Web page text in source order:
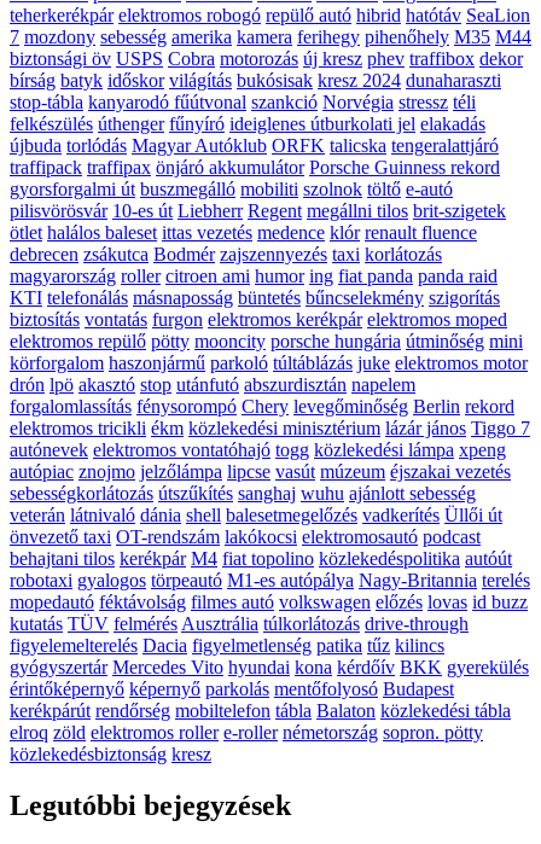
teherkerékpár elektromos robogó repülő autó hibrid hatótáv SeaLion
7 mozdony sebesség amerika kamera ferihegy pihenőhely M35 M44
biztonsági öv USPS Cobra motorozás új kresz phev traffibox dekor
bírság batyk időskor világítás bukósisak kresz 2024 dunaharaszti
stop-tábla kanyarodó fűútvonal szankció Norvégia stressz téli
felkészülés úthenger fűnyíró ideiglenes útburkolati jel elakadás
újbuda torlódás Magyar Autóklub ORFK talicska tengeralattjáró
traffipack traffipax önjáró akkumulátor Porsche Guinness rekord
gyorsforgalmi út buszmegálló mobiliti szolnok töltő e-autó
pilisvörösvár 10-es út Liebherr Regent megállni tilos brit-szigetek
ötlet halálos baleset ittas vezetés medence klór renault fluence
debrecen zsákutca Bodmér zajszennyezés taxi korlátozás
magyarország roller citroen ami humor ing fiat panda panda raid
KTI telefonálás másnaposság büntetés bűncselekmény szigorítás
biztosítás vontatás furgon elektromos kerékpár elektromos moped
elektromos repülő pötty mooncity porsche hungária útminőség mini
körforgalom haszonjármű parkoló túltáblázás juke elektromos motor
drón lpö akasztó stop utánfutó abszurdisztán napelem
forgalomlassítás fénysorompó Chery levegőminőség Berlin rekord
elektromos tricikli ékm közlekedési minisztérium lázár jános Tiggo 7
autónevek elektromos vontatóhajó togg közlekedési lámpa xpeng
autópiac znojmo jelzőlámpa lipcse vasút múzeum éjszakai vezetés
sebességkorlátozás útszűkítés sanghaj wuhu ajánlott sebesség
veterán látnivaló dánia shell balesetmegelőzés vadkerítés Üllői út
önvezető taxi OT-rendszám lakókocsi elektromosautó podcast
behajtani tilos kerékpár M4 fiat topolino közlekedéspolitika autóút
robotaxi gyalogos törpeautó M1-es autópálya Nagy-Britannia terelés
mopedautó féktávolság filmes autó volkswagen előzés lovas id buzz
kutatás TÜV felmérés Ausztrália túlkorlátozás drive-through
figyelemelterelés Dacia figyelmetlenség patika tűz kilincs
gyógyszertár Mercedes Vito hyundai kona kérdőív BKK gyerekülés
érintőképernyő képernyő parkolás mentőfolyosó Budapest
kerékpárút rendőrség mobiltelefon tábla Balaton közlekedési tábla
elroq zöld elektromos roller e-roller németország sopron. pötty
közlekedésbiztonság kresz
Legutóbbi bejegyzések